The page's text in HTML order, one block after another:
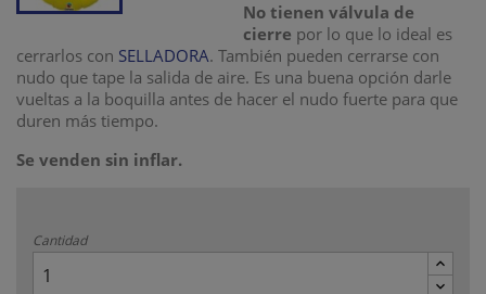
No tienen válvula de
cierre por lo que lo ideal es
cerrarlos con SELLADORA. También pueden cerrarse con
nudo que tape la salida de aire. Es una buena opción darle
vueltas a la boquilla antes de hacer el nudo fuerte para que
duren más tiempo.
Se venden sin inflar.
Cantidad